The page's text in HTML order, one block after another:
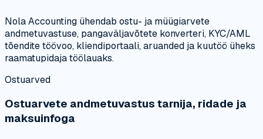
Nola Accounting ühendab ostu- ja müügiarvete
andmetuvastuse, pangaväljavõtete konverteri, KYC/AML
tõendite töövoo, kliendiportaali, aruanded ja kuutöö üheks
raamatupidaja töölauaks.
Ostuarved
Ostuarvete andmetuvastus tarnija, ridade ja
maksuinfoga